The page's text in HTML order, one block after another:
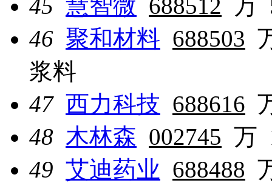
45 慧智微 688512 万
46 聚和材料 688503
浆料
47 西力科技 688616
48 木林森 002745 万
49 艾迪药业 688488